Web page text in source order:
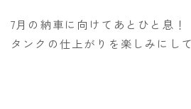
7月の納車に向けてあとひと息！
タンクの仕上がりを楽しみにして